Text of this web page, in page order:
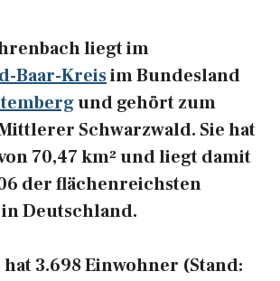
liegt im
Baar-Kreisim Bundesland
und gehört zum
Schwarzwald. Sie hat
70,47 km² und liegt damit
der flächenreichsten
Deutschland.
3.698 Einwohner (Stand: